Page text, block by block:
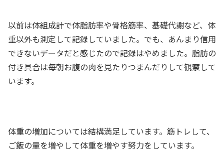
以前は体組成計で体脂肪率や骨格筋率、基礎代謝など、体
重以外も測定して記録していました。でも、あんまり信用
できないデータだと感じたので記録はやめました。脂肪の
付き具合は毎朝お腹の肉を見たりつまんだりして観察して
います。
体重の増加については結構満足しています。筋トレして、
ご飯の量を増やして体重を増やす努力をしています。